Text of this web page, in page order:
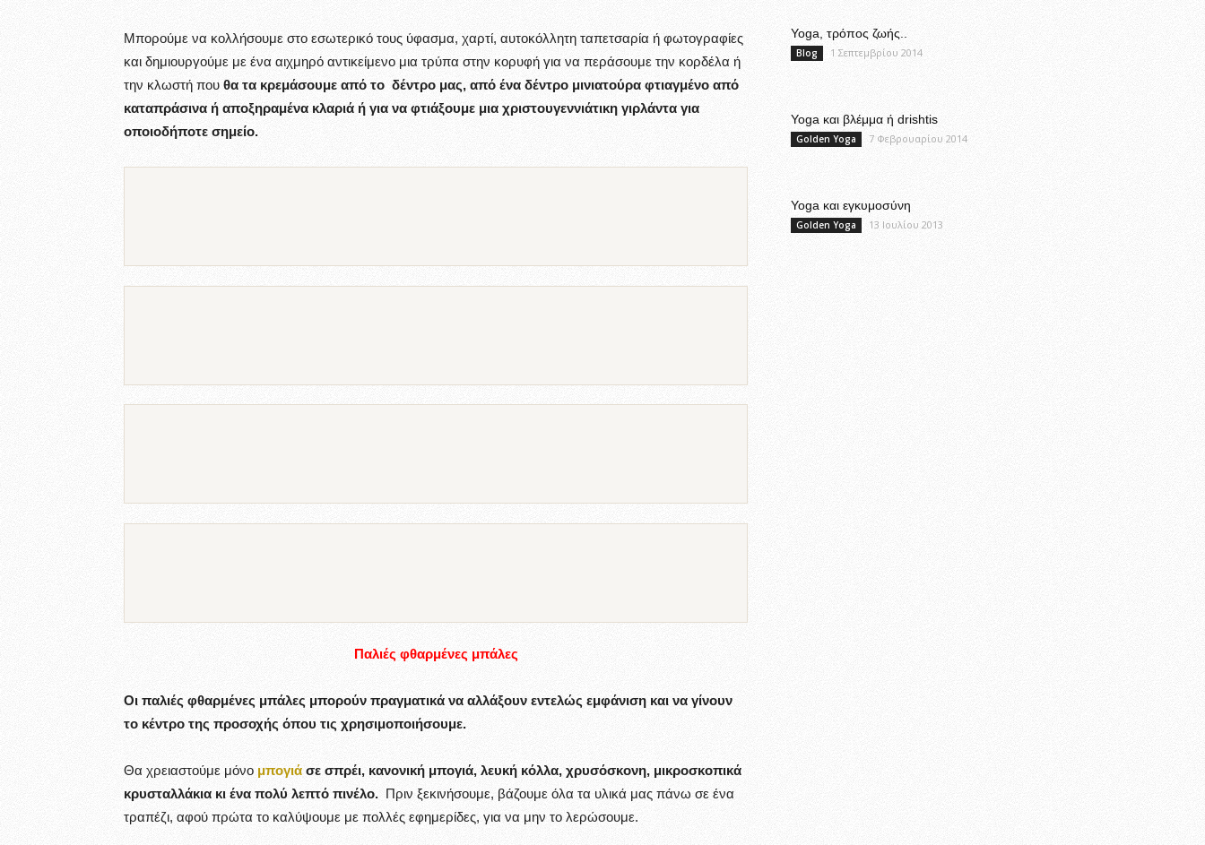
Μπορούμε να κολλήσουμε στο εσωτερικό τους ύφασμα, χαρτί, αυτοκόλλητη ταπετσαρία ή φωτογραφίες
και δημιουργούμε με ένα αιχμηρό αντικείμενο μια τρύπα στην κορυφή για να περάσουμε την κορδέλα ή
την κλωστή που θα τα κρεμάσουμε από το δέντρο μας, από ένα δέντρο μινιατούρα φτιαγμένο από
καταπράσινα ή αποξηραμένα κλαριά ή για να φτιάξουμε μια χριστουγεννιάτικη γιρλάντα για
οποιοδήποτε σημείο.
Παλιές φθαρμένες μπάλες
Οι παλιές φθαρμένες μπάλες μπορούν πραγματικά να αλλάξουν εντελώς εμφάνιση και να γίνουν
το κέντρο της προσοχής όπου τις χρησιμοποιήσουμε.
Θα χρειαστούμε μόνο μπογιά σε σπρέι, κανονική μπογιά, λευκή κόλλα, χρυσόσκονη, μικροσκοπικά
κρυσταλλάκια κι ένα πολύ λεπτό πινέλο. Πριν ξεκινήσουμε, βάζουμε όλα τα υλικά μας πάνω σε ένα
τραπέζι, αφού πρώτα το καλύψουμε με πολλές εφημερίδες, για να μην το λερώσουμε.
Yoga, τρόπος ζωής..
Blog 1 Σεπτεμβρίου 2014
Yoga και βλέμμα ή drishtis
Golden Yoga 7 Φεβρουαρίου 2014
Yoga και εγκυμοσύνη
Golden Yoga 13 Ιουλίου 2013